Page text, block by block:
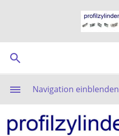
Navigation einblenden